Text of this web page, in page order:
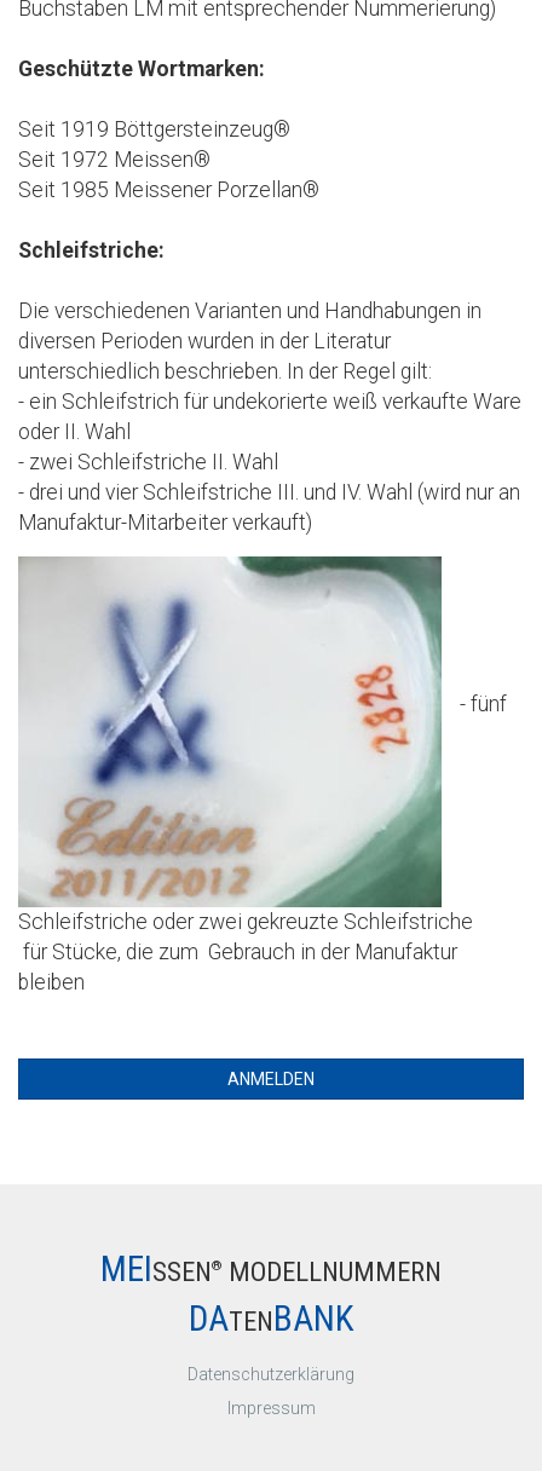
Buchstaben LM mit entsprechender Nummerierung)
Geschützte Wortmarken:
Seit 1919 Böttgersteinzeug®
Seit 1972 Meissen®
Seit 1985 Meissener Porzellan®
Schleifstriche:
Die verschiedenen Varianten und Handhabungen in
diversen Perioden wurden in der Literatur
unterschiedlich beschrieben. In der Regel gilt:
- ein Schleifstrich für undekorierte weiß verkaufte Ware
oder II. Wahl
- zwei Schleifstriche II. Wahl
- drei und vier Schleifstriche III. und IV. Wahl (wird nur an
Manufaktur-Mitarbeiter verkauft)
- fünf
Schleifstriche oder zwei gekreuzte Schleifstriche
für Stücke, die zum Gebrauch in der Manufaktur
bleiben
ANMELDEN
MEISSEN® MODELLNUMMERN
DATENBANK
Datenschutzerklärung
Impressum